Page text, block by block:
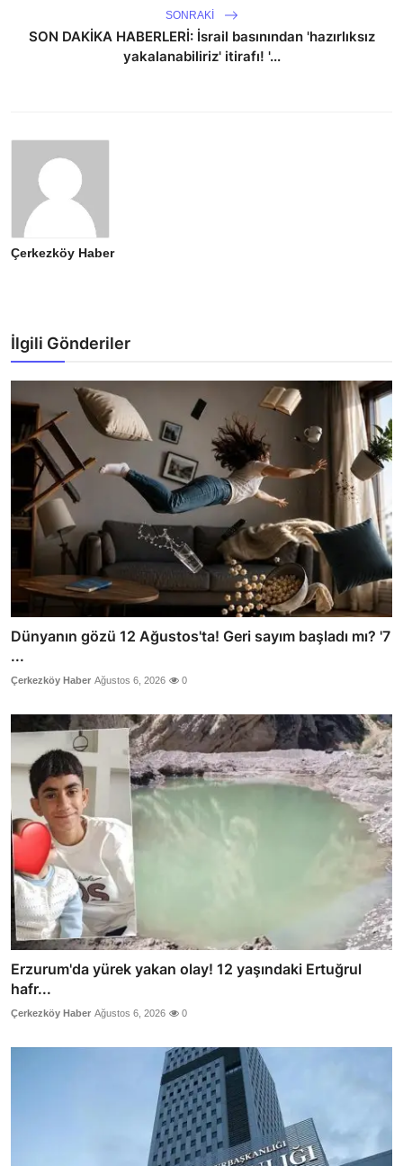
SONRAKI
SON DAKİKA HABERLERİ: İsrail basınından 'hazırlıksız
yakalanabiliriz' itirafı! '...
Çerkezköy Haber
İlgili Gönderiler
Dünyanın gözü 12 Ağustos'ta! Geri sayım başladı mı? '7
...
Çerkezköy Haber Ağustos 6, 2026 0
Erzurum'da yürek yakan olay! 12 yaşındaki Ertuğrul
hafr...
Çerkezköy Haber Ağustos 6, 2026 0